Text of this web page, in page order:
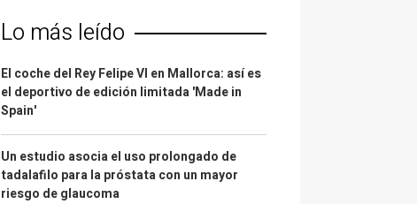
Lo más leído
El coche del Rey Felipe VI en Mallorca: así es
el deportivo de edición limitada 'Made in
Spain'
Un estudio asocia el uso prolongado de
tadalafilo para la próstata con un mayor
riesgo de glaucoma